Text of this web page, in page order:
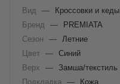
Вид —
Кроссовки и кеды
Бренд
—
PREMIATA
Сезон
—
Летние
Цвет — Синий
Верх
— Замша/текстиль
Подкладка
—
Кожа